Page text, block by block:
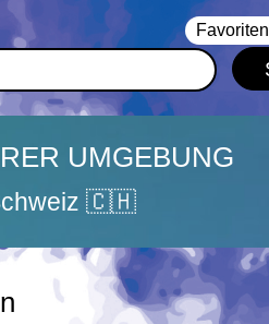
‏Favoriten
UMGEBUNG
🇨🇭